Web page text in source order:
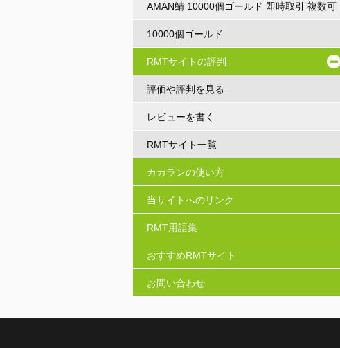
AMAN鯖 10000個ゴールド 即時取引 複数可
10000個ゴールド
RMTサイトの評判
評価や評判を見る
レビューを書く
RMTサイト一覧
カカランの使い方
当サイトへのリンク
RMT用語集
おすすめRMTサイト
お問い合わせ